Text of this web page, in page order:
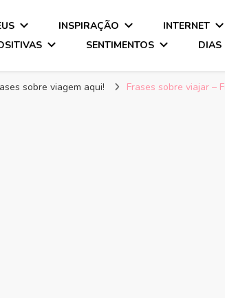
INSPIRAÇÃO INTERNET
SENTIMENTOS DIAS
sobre viagem aqui! Frases sobre viajar –